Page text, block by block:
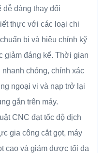
dễ dàng thay đổi
thực với các loại chi
bị và hiệu chỉnh kỹ
giảm đáng kể. Thời gian
chóng, chính xác
ngoại vi và nạp trở lại
gắn trên máy.
CNC đạt tốc độ dịch
gia công cắt gọt, máy
cao và giảm được tối đa